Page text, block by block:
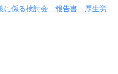
に係る検討会 報告書｜厚生労